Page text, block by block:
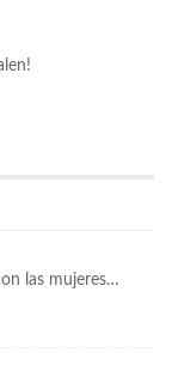
las mujeres…